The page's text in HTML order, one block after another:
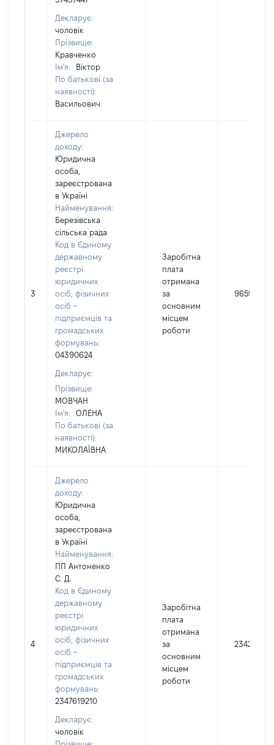
Декларує:
чоловік
Прізвище:
Кравченко
Ім'я:
Віктор
По батькові (за
наявності):
Васильович
3
Джерело
доходу:
Юридична
особа,
зареєстрована
в Україні
Найменування:
Березівська
сільська рада
Код в Єдиному
державному
реєстрі
юридичних
осіб, фізичних
осіб –
підприємців та
громадських
формувань:
04390624
Декларує:
Прізвище:
МОВЧАН
Ім'я:
ОЛЕНА
По батькові (за
наявності):
МИКОЛАЇВНА
Заробітна
плата
отримана
за
основним
місцем
роботи
96594
4
Джерело
доходу:
Юридична
особа,
зареєстрована
в Україні
Найменування:
ПП Антоненко
С. Д.
Код в Єдиному
державному
реєстрі
юридичних
осіб, фізичних
осіб –
підприємців та
громадських
формувань:
2347619210
Декларує:
чоловік
Заробітна
плата
отримана
за
основним
місцем
роботи
23420